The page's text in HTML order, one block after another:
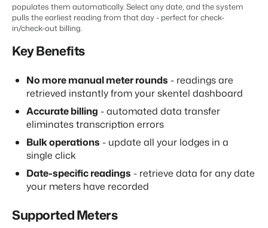
BEX CMS
Website für Vermietungen
Website für Immobilien
Generiere Leads für den Verkauf deiner Ferienimmobilie.
BEX Linguist
Begrüße Gäste in ihrer Landessprache.
Marketing
Online-Marketing
Wechseln
Bist du bereit für den nächsten Schritt?
Partnerprogramme
Software Entwickler
Entwickle deine Lösung mit unserer offenen API.
Trust Center
Vertrauen bei Booking Experts
Über uns
Customer Success
Kommunikation
Strukturiere deine Gästekommunikatiom
Energiesysteme
Die passende App nicht dabei?
APPS
Kontaktiere unsere Berater, um
die Möglichkeiten zu
Kontaktiere uns Demo anfragen
populates them automatically. Select any date, and the system
pulls the earliest reading from that day - perfect for check-
in/check-out billing.
Key Benefits
No more manual meter rounds - readings are
retrieved instantly from your skentel dashboard
Accurate billing - automated data transfer
eliminates transcription errors
Bulk operations - update all your lodges in a
single click
Date-specific readings - retrieve data for any date
your meters have recorded
Supported Meters